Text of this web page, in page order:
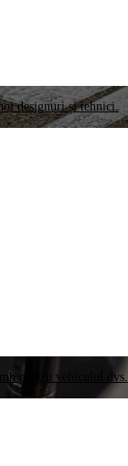
designuri și tehnici.
pentru vehiculul dvs.